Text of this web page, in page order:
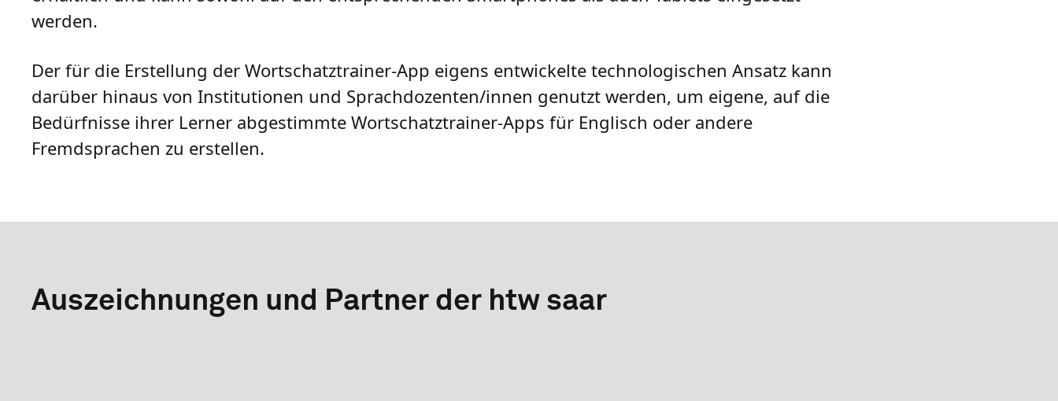
werden.
Der für die Erstellung der Wortschatztrainer-App eigens entwickelte technologischen Ansatz kann
darüber hinaus von Institutionen und Sprachdozenten/innen genutzt werden, um eigene, auf die
Bedürfnisse ihrer Lerner abgestimmte Wortschatztrainer-Apps für Englisch oder andere
Fremdsprachen zu erstellen.
Auszeichnungen und Partner der htw saar